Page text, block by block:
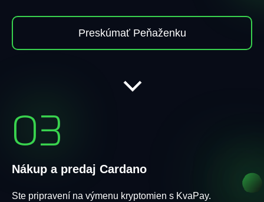
Preskúmať Peňaženku
03
Nákup a predaj Cardano
Ste pripravení na výmenu kryptomien s KvaPay.